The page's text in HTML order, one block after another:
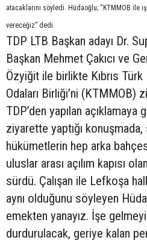
atacaklarını söyledi. Hüdaoğlu; “KTMMOB ile
vereceğiz” dedi.
TDP LTB Başkan adayı Dr.
Başkan Mehmet Çakıcı ve
Özyiğit ile birlikte Kıbrıs
Odaları Birliği’ni (KTMMOB)
TDP’den yapılan
ziyarette yaptığı
hükümetlerin hep arka
uluslar arası açılım kapısı
sürdü. Çalışan ile Lefkoşa
aynı olduğunu söyleyen
emekten yanayız. İşe
durdurulacak, geriye kalan